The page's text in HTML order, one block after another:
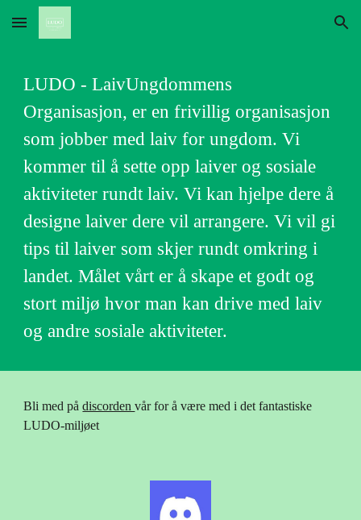
Skip to main content Skip to navigation
LUDO - LaivUngdommens
Organisasjon, er en frivillig organisasjon
som jobber med laiv for ungdom. Vi
kommer til å sette opp laiver og sosiale
aktiviteter rundt laiv. Vi kan hjelpe dere å
designe laiver dere vil arrangere. Vi vil gi
tips til laiver som skjer rundt omkring i
landet. Målet vårt er å skape et godt og
stort miljø hvor man kan drive med laiv
og andre sosiale aktiviteter.
Bli med pådiscordenvår for å være med i det fantastiske
LUDO-miljøet